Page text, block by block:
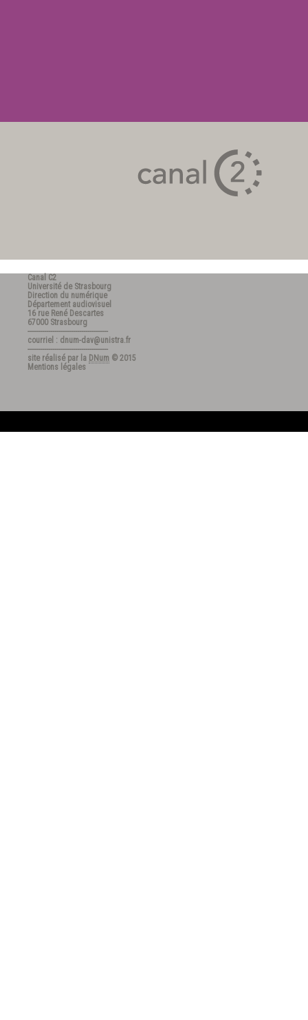
Canal C2
Université de Strasbourg
Direction du numérique
Département audiovisuel
16 rue René Descartes
67000 Strasbourg
---------------------------------------
courriel : dnum-dav@unistra.fr
---------------------------------------
site réalisé par la DNum © 2015
Mentions légales